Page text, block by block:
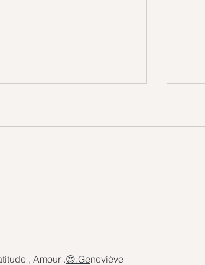
, Amour .😍.Geneviève